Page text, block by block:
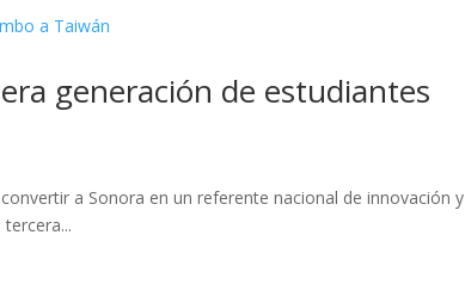
generación de estudiantes
a Sonora en un referente nacional de innovación y